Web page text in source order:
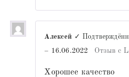
Алексей ✓
– 16.06.2022 Отзыв с
Хорошее качество